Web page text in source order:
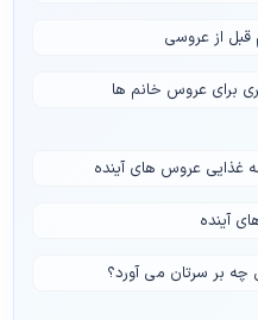
قبل از عروسی
برای عروس خانم ها
غذایی عروس های آینده
آینده
چه بر سرتان می آورد؟